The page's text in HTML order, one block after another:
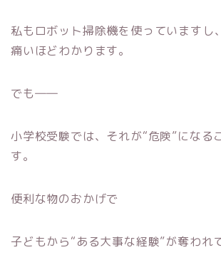
私もロボット掃除機を使っていますし
痛いほどわかります。
でも――
小学校受験では、それが“危険”になる
す。
便利な物のおかげで
子どもから“ある大事な経験”が奪われ